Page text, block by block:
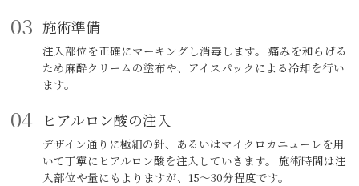
03 施術準備
注入部位を正確にマーキングし消毒します。 痛みを和らげる
ため麻酔クリームの塗布や、アイスパックによる冷却を行い
ます。
04 ヒアルロン酸の注入
デザイン通りに極細の針、あるいはマイクロカニューレを用
いて丁寧にヒアルロン酸を注入していきます。 施術時間は注
入部位や量にもよりますが、15〜30分程度です。